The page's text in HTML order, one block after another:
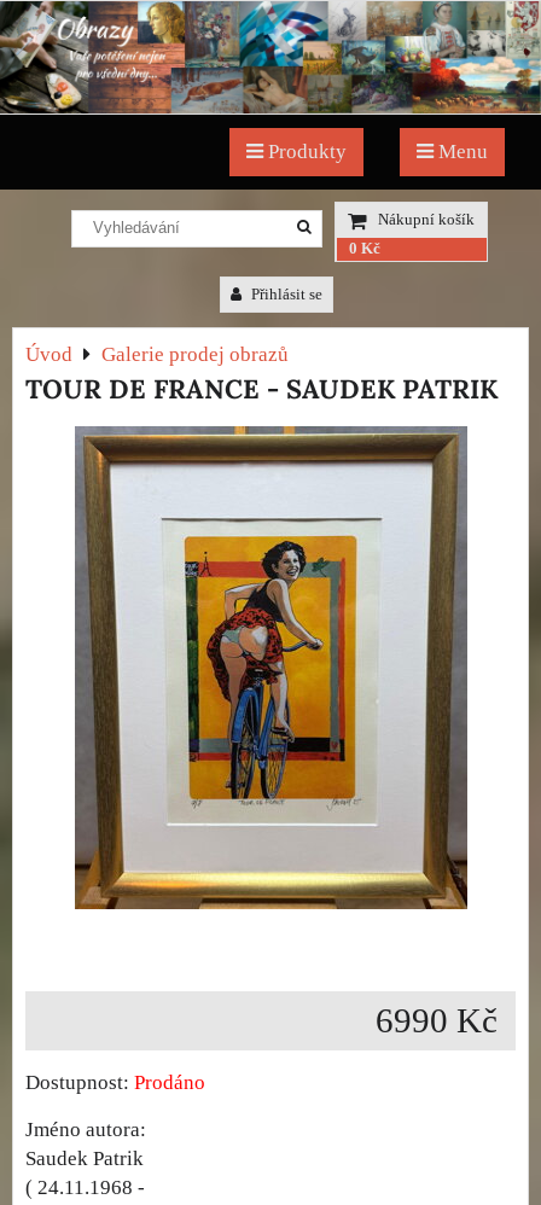
Produkty Menu
Nákupní košík
0 Kč
Přihlásit se
Úvod Galerie prodej obrazů
TOUR DE FRANCE - SAUDEK PATRIK
6990 Kč
Dostupnost: Prodáno
Jméno autora:
Saudek Patrik
( 24.11.1968 -